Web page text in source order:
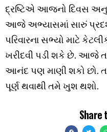
દ્રષ્ટિએ આજનો દિવસ
આજે અભ્યાસમાં સારું
પરિવારના સભ્યો માટે
ખરીદવી પડી શકે છે. આજે
આનંદ પણ માણી શકો છો.
પૂર્ણ થવાથી તમે ખુશ થશો.
Share